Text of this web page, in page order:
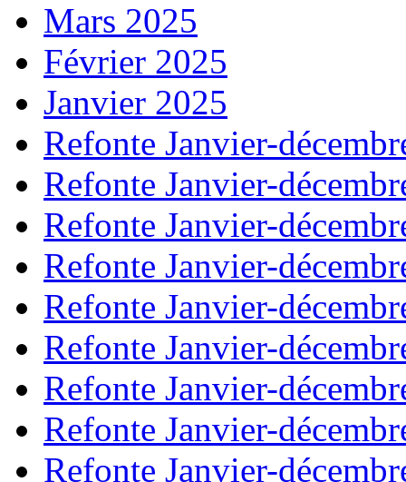
Mars 2025
Février 2025
Janvier 2025
Refonte Janvier-
Refonte Janvier-
Refonte Janvier-
Refonte Janvier-
Refonte Janvier-
Refonte Janvier-
Refonte Janvier-
Refonte Janvier-
Refonte Janvier-